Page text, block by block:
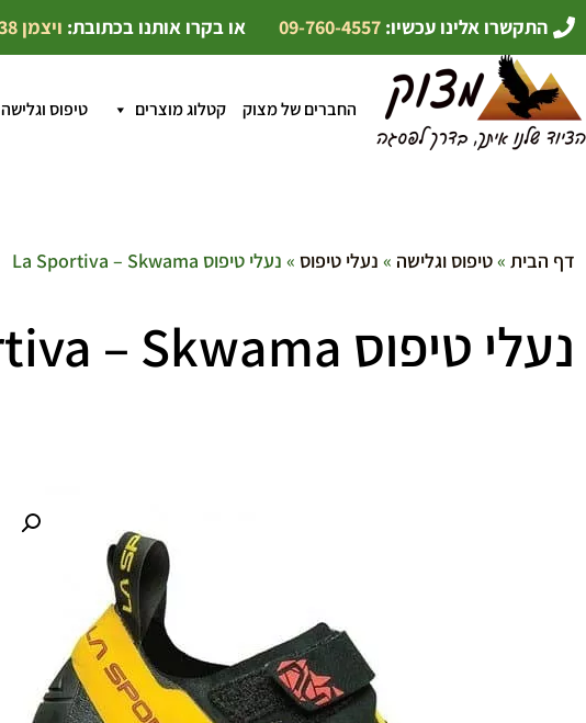
התקשרו אלינו עכשיו: 09-760-4557 או בקרו אותנו בכתובת: ויצמן 38, כפר סבא
החברים של מצוק קטלוג מוצרים טיפוס וגלישה
דף הבית »טיפוס וגלישה » נעלי טיפוס » נעלי טיפוס La Sportiva – Skwama
נעלי טיפוס La Sportiva – Skwama